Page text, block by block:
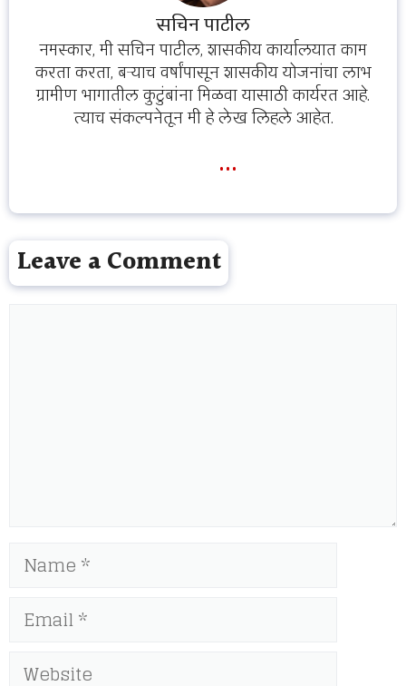
सचिन पाटील
नमस्कार, मी सचिन पाटील, शासकीय कार्यालयात काम
करता करता, बऱ्याच वर्षांपासून शासकीय योजनांचा लाभ
ग्रामीण भागातील कुटुंबांना मिळवा यासाठी कार्यरत आहे.
त्याच संकल्पनेतून मी हे लेख लिहले आहेत.
...
Leave a Comment
Name
Email
Website